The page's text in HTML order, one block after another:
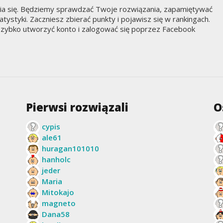
się. Będziemy sprawdzać Twoje rozwiązania, zapamiętywać
Zaczniesz zbierać punkty i pojawisz się w rankingach.
utworzyć konto i zalogować się poprzez Facebook
Pierwsi rozwiązali
cypis
ale61
huragan101010
hanholc
jeder
Maria
Mitokajo
magneto
Dana58